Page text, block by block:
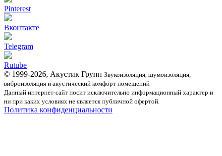
Pinterest
Вконтакте
Telegram
Rutube
© 1999-2026, Акустик Групп Звукоизоляция, шумоизоляция,
виброизоляция и акустический комфорт помещений
Данный интернет-сайт носит исключительно информационный характер и
ни при каких условиях не является публичной офертой.
Политика конфиденциальности